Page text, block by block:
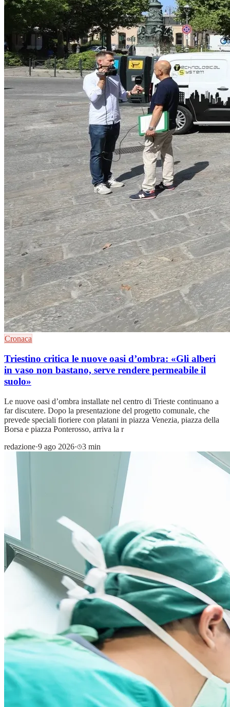
Cronaca
Triestino critica le nuove oasi d’ombra: «Gli alberi
in vaso non bastano, serve rendere permeabile il
suolo»
Le nuove oasi d’ombra installate nel centro di Trieste continuano a
far discutere. Dopo la presentazione del progetto comunale, che
prevede speciali fioriere con platani in piazza Venezia, piazza della
Borsa e piazza Ponterosso, arriva la r
redazione·9 ago 2026· 3 min